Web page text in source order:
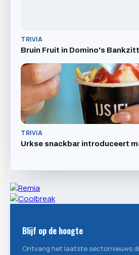
TRIVIA
Bruin Fruit in Domino's
TRIVIA
Urkse snackbar introduceert
Blijf op de hoogte
Ontvang het laatste sectornieuws